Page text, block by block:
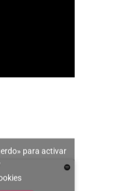
para activar